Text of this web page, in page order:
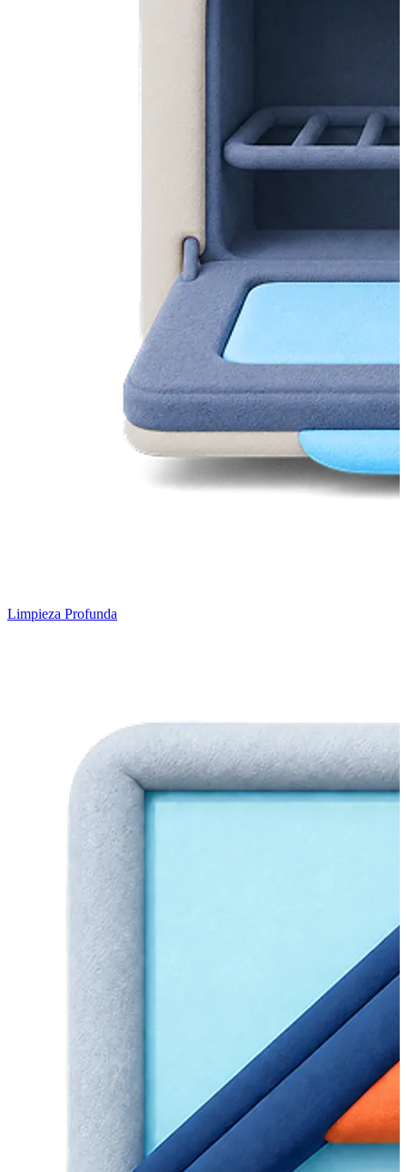
Limpieza Profunda